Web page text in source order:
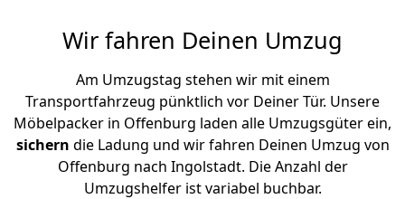
Wir fahren Deinen Umzug
Am Umzugstag stehen wir mit einem
Transportfahrzeug pünktlich vor Deiner Tür. Unsere
Möbelpacker in Offenburg laden alle Umzugsgüter ein,
sichern die Ladung und wir fahren Deinen Umzug von
Offenburg nach Ingolstadt. Die Anzahl der
Umzugshelfer ist variabel buchbar.